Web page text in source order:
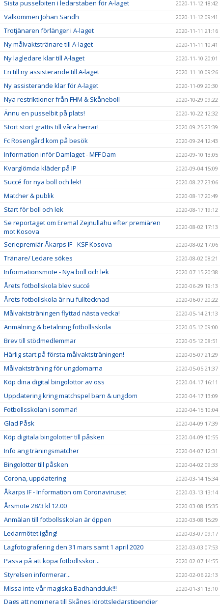
Sista pusselbiten i ledarstaben för A-laget 2020-11-12 18:42
Välkommen Johan Sandh 2020-11-12 09:41
Trotjänaren förlänger i A-laget 2020-11-11 21:16
Ny målvaktstränare till A-laget 2020-11-11 10:41
Ny lagledare klar till A-laget 2020-11-10 20:01
En till ny assisterande till A-laget 2020-11-10 09:26
Ny assisterande klar för A-laget 2020-11-09 20:30
Nya restriktioner från FHM & Skåneboll 2020-10-29 09:22
Ännu en pusselbit på plats! 2020-10-22 12:32
Stort stort grattis till våra herrar! 2020-09-25 23:39
Fc Rosengård kom på besök 2020-09-24 12:43
Information inför Damlaget - MFF Dam 2020-09-10 13:05
Kvarglömda kläder på IP 2020-09-04 15:09
Succé för nya boll och lek! 2020-08-27 23:06
Matcher & publik 2020-08-17 20:49
Start för boll och lek 2020-08-17 19:12
Se reportaget om Eremal Zejnullahu efter premiären
mot Kosova
2020-08-02 17:13
Seriepremiär Åkarps IF - KSF Kosova 2020-08-02 17:06
Tränare/ Ledare sökes 2020-08-02 08:21
Informationsmöte - Nya boll och lek 2020-07-15 20:38
Årets fotbollskola blev succé 2020-06-29 19:13
Årets fotbollskola är nu fulltecknad 2020-06-07 20:22
Målvaktsträningen flyttad nästa vecka! 2020-05-14 21:13
Anmälning & betalning fotbollsskola 2020-05-12 09:00
Brev till stödmedlemmar 2020-05-12 08:51
Härlig start på första målvaktsträningen! 2020-05-07 21:29
Målvaktsträning för ungdomarna 2020-05-05 21:37
Köp dina digital bingolottor av oss 2020-04-17 16:11
Uppdatering kring matchspel barn & ungdom 2020-04-17 13:09
Fotbollsskolan i sommar! 2020-04-15 10:04
Glad Påsk 2020-04-09 17:39
Köp digitala bingolotter till påsken 2020-04-09 10:55
Info ang träningsmatcher 2020-04-07 12:31
Bingolotter till påsken 2020-04-02 09:33
Corona, uppdatering 2020-03-14 15:34
Åkarps IF - Information om Coronaviruset 2020-03-13 13:14
Årsmöte 28/3 kl 12.00 2020-03-08 15:35
Anmälan till fotbollsskolan är öppen 2020-03-08 15:29
Ledarmötet igång! 2020-03-07 09:17
Lagfotografering den 31 mars samt 1 april 2020 2020-03-03 07:53
Passa på att köpa fotbollsskor... 2020-02-07 14:55
Styrelsen informerar... 2020-02-06 22:13
Missa inte vår magiska Badhandduk!!! 2020-01-31 13:10
Dags att nominera till Skånes Idrottsledarstipendier